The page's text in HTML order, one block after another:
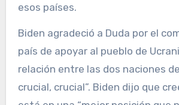
esos países.
Biden agradeció a Duda por el
país de apoyar al pueblo de
relación entre las dos naciones
crucial, crucial”. Biden dijo que